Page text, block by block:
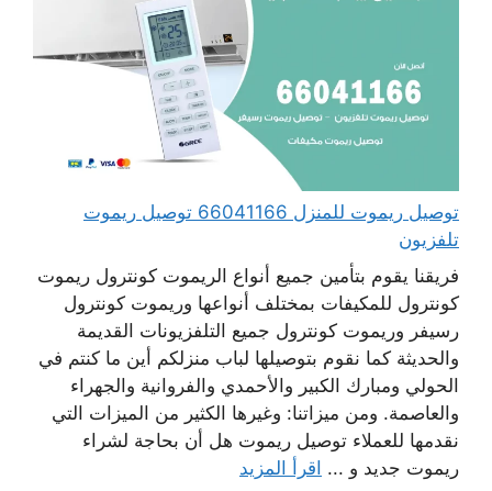
توصيل ريموت للمنزل 66041166 توصيل ريموت
تلفزيون
فريقنا يقوم بتأمين جميع أنواع الريموت كونترول ريموت
كونترول للمكيفات بمختلف أنواعها وريموت كونترول
رسيفر وريموت كونترول جميع التلفزيونات القديمة
والحديثة كما نقوم بتوصيلها لباب منزلكم أين ما كنتم في
الحولي ومبارك الكبير والأحمدي والفروانية والجهراء
والعاصمة. ومن ميزاتنا: وغيرها الكثير من الميزات التي
نقدمها للعملاء توصيل ريموت هل أن بحاجة لشراء
ريموت جديد و ... اقرأ المزيد